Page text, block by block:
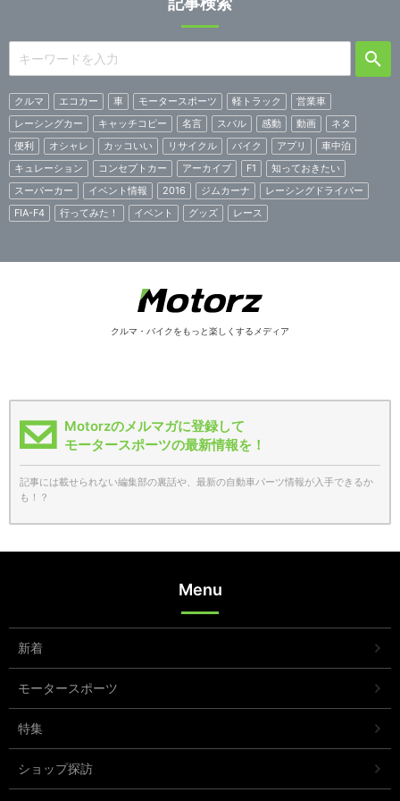
クルマ エコカー 車 モータースポーツ 軽トラック
営業車
レーシングカー
キャッチコピー 名言 スバル 感動 動画
ネタ
便利
オシャレ カッコいい リサイクル バイク アプリ
車中泊
キュレーション
コンセプトカー アーカイブ F1
知っておきたい
スーパーカー
イベント情報 2016 ジムカーナ
レーシングドライバー
FIA-F4
行ってみた！ イベント グッズ レース
クルマ・バイクをもっと楽しくするメディア
Motorzのメルマガに登録して
モータースポーツの最新情報を！
記事には載せられない編集部の裏話や、最新の自動車パーツ情報が入手できるか
も！？
Menu
新着
モータースポーツ
特集
ショップ探訪